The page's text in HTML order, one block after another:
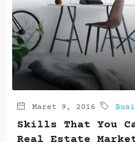
Maret 9, 2016
Skills That You